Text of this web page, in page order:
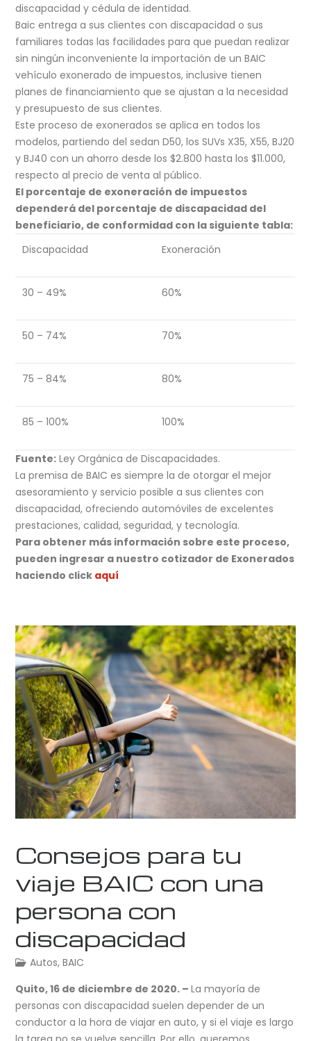
discapacidad y cédula de identidad.
Baic entrega a sus clientes con discapacidad o sus
familiares todas las facilidades para que puedan realizar
sin ningún inconveniente la importación de un BAIC
vehículo exonerado de impuestos, inclusive tienen
planes de financiamiento que se ajustan a la necesidad
y presupuesto de sus clientes.
Este proceso de exonerados se aplica en todos los
modelos, partiendo del sedan D50, los SUVs X35, X55, BJ20
y BJ40 con un ahorro desde los $2.800 hasta los $11.000,
respecto al precio de venta al público.
El porcentaje de exoneración de impuestos
dependerá del porcentaje de discapacidad del
beneficiario, de conformidad con la siguiente tabla:
Discapacidad
Exoneración
30 – 49% 60%
50 – 74% 70%
75 – 84% 80%
85 – 100% 100%
Fuente: Ley Orgánica de Discapacidades.
La premisa de BAIC es siempre la de otorgar el mejor
asesoramiento y servicio posible a sus clientes con
discapacidad, ofreciendo automóviles de excelentes
prestaciones, calidad, seguridad, y tecnología.
Para obtener más información sobre este proceso,
pueden ingresar a nuestro cotizador de Exonerados
haciendo click aquí
Consejos para tu
viaje BAIC con una
persona con
discapacidad
Autos,BAIC
Quito, 16 de diciembre de 2020. –La mayoría de
personas con discapacidad suelen depender de un
conductor a la hora de viajar en auto, y si el viaje es largo